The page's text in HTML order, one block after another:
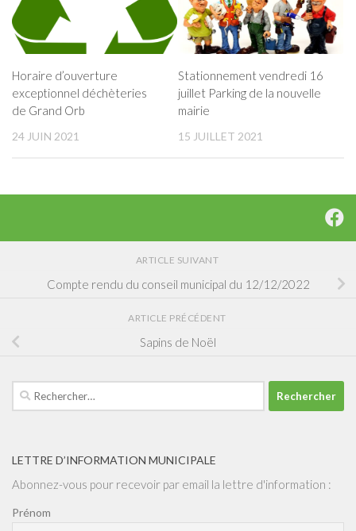
Horaire d’ouverture
exceptionnel déchèteries
de Grand Orb
24 JUIN 2021
Stationnement vendredi 16
juillet Parking de la nouvelle
mairie
15 JUILLET 2021
ARTICLE SUIVANT
Compte rendu du conseil municipal du 12/12/2022
ARTICLE PRÉCÉDENT
Sapins de Noël
Rechercher :
LETTRE D’INFORMATION MUNICIPALE
Abonnez-vous pour recevoir par email la lettre d'information :
Prénom